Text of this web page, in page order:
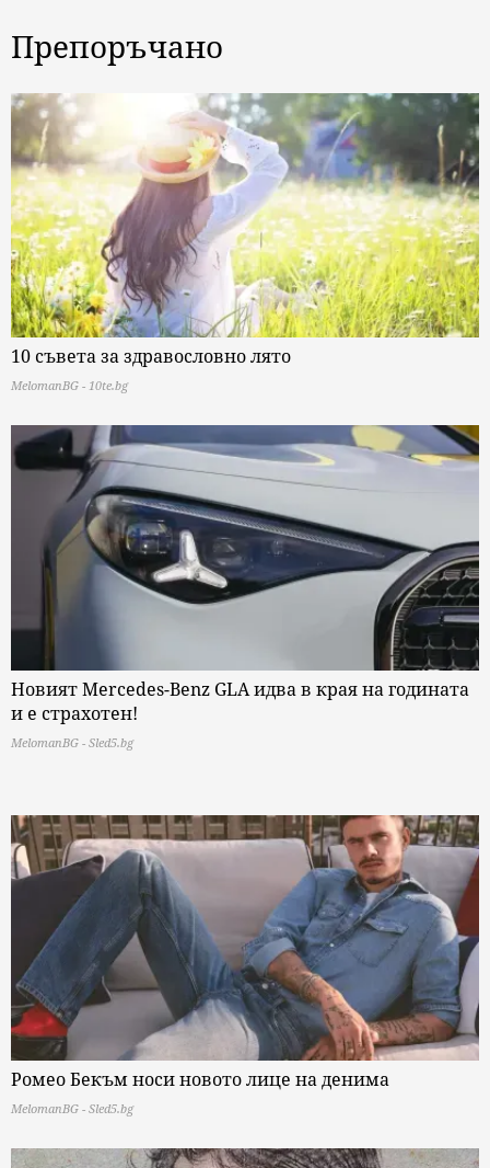
Препоръчано
10 съвета за здравословно лято
MelomanBG - 10te.bg
Новият Mercedes-Benz GLA идва в края на годината
и е страхотен!
MelomanBG - Sled5.bg
Ромео Бекъм носи новото лице на денима
MelomanBG - Sled5.bg